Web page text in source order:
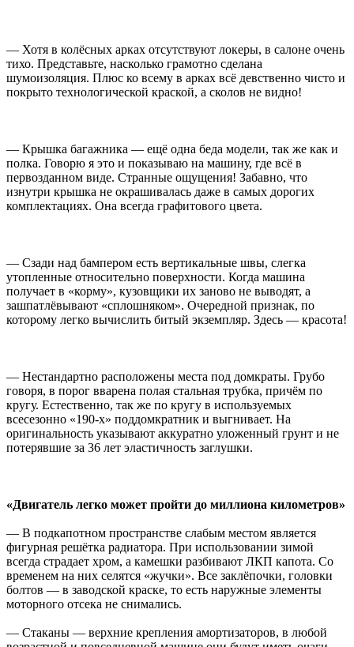
— Хотя в колёсных арках отсутствуют локеры, в салоне очень
тихо. Представьте, насколько грамотно сделана
шумоизоляция. Плюс ко всему в арках всё девственно чисто и
покрыто технологической краской, а сколов не видно!
— Крышка багажника — ещё одна беда модели, так же как и
полка. Говорю я это и показываю на машину, где всё в
первозданном виде. Странные ощущения! Забавно, что
изнутри крышка не окрашивалась даже в самых дорогих
комплектациях. Она всегда графитового цвета.
— Сзади над бампером есть вертикальные швы, слегка
утопленные относительно поверхности. Когда машина
получает в «корму», кузовщики их заново не выводят, а
зашпатлёвывают «сплошняком». Очередной признак, по
которому легко вычислить битый экземпляр. Здесь — красота!
— Нестандартно расположены места под домкраты. Грубо
говоря, в порог вварена полая стальная трубка, причём по
кругу. Естественно, так же по кругу в используемых
всесезонно «190-х» поддомкратник и выгнивает. На
оригинальность указывают аккуратно уложенный грунт и не
потерявшие за 36 лет эластичность заглушки.
«Двигатель легко может пройти до миллиона километров»
— В подкапотном пространстве слабым местом является
фигурная решётка радиатора. При использовании зимой
всегда страдает хром, а камешки разбивают ЛКП капота. Со
временем на них селятся «жучки». Все заклёпочки, головки
болтов — в заводской краске, то есть наружные элементы
моторного отсека не снимались.
— Стаканы — верхние крепления амортизаторов, в любой